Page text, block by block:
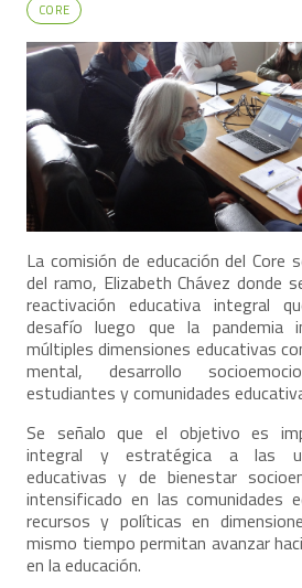
CORE
La comisión de educación del Core
del ramo, Elizabeth Chávez donde
reactivación educativa integral
desafío luego que la pandemia
múltiples dimensiones educativas
mental, desarrollo
estudiantes y comunidades
Se señalo que el objetivo es
integral y estratégica a las
educativas y de bienestar
intensificado en las comunidades
recursos y políticas en
mismo tiempo permitan avanzar
en la educación.